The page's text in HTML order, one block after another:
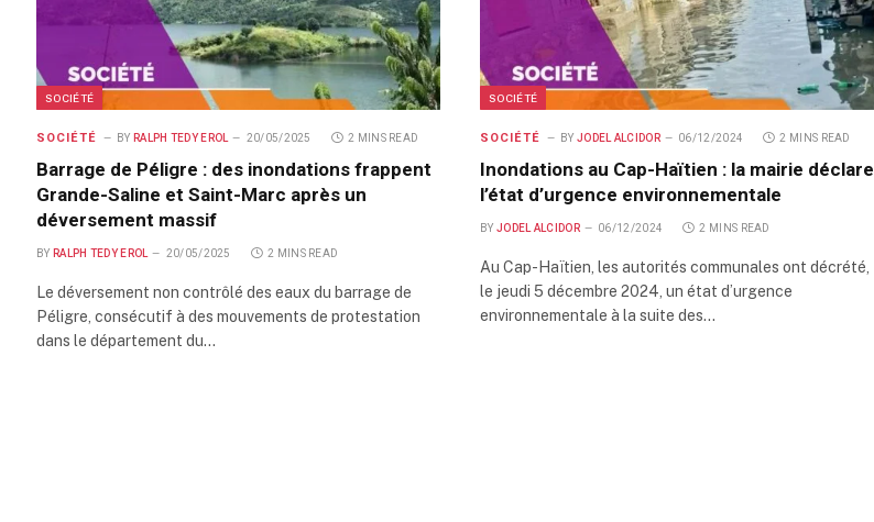
SOCIÉTÉ
SOCIÉTÉ BY RALPH TEDY EROL 20/05/2025 2 MINS READ
Barrage de Péligre : des inondations frappent
Grande-Saline et Saint-Marc après un
déversement massif
BY RALPH TEDY EROL 20/05/2025 2 MINS READ
Le déversement non contrôlé des eaux du barrage de
Péligre, consécutif à des mouvements de protestation
dans le département du…
SOCIÉTÉ
SOCIÉTÉ BY JODEL ALCIDOR 06/12/2024 2 MINS READ
Inondations au Cap-Haïtien : la mairie déclare
l’état d’urgence environnementale
BY JODEL ALCIDOR 06/12/2024 2 MINS READ
Au Cap-Haïtien, les autorités communales ont décrété,
le jeudi 5 décembre 2024, un état d’urgence
environnementale à la suite des…